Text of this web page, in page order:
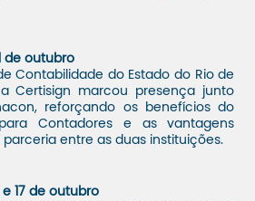
de outubro
Contabilidade do Estado do Rio de
a Certisign marcou presença junto
reforçando os benefícios do
Contadores e as vantagens
entre as duas instituições.
e 17 de outubro